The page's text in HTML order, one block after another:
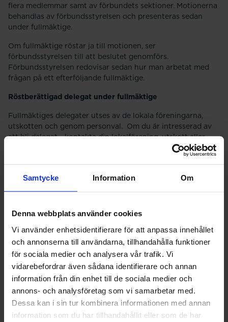
Samtycke Information Om
Denna webbplats använder cookies
Vi använder enhetsidentifierare för att anpassa innehållet
och annonserna till användarna, tillhandahålla funktioner
för sociala medier och analysera vår trafik. Vi
vidarebefordrar även sådana identifierare och annan
information från din enhet till de sociala medier och
annons- och analysföretag som vi samarbetar med.
Dessa kan i sin tur kombinera informationen med annan
information som du har tillhandahållit eller som de har
flera medlemmar samt av förbundets sektioner. Motionerna
behandlas av förbundsstyrelsen och presenteras sedan
under fullmäktige.
Om fullmäktige röstar ja till motionen, ser
förbundsstyrelsen till att beslutet genomförs.
Förbundsstyrelsen redovisar sedan hur man arbetat med
frågan på ett efterföljande fullmäktige.
Röstberättigad delegat under fullmäktige
Fullmäktiges delegater utses av de lokala föreningarna,
utskotten och genom personval. Om du är intresserad av
att bli delegat - kontakta din lokalförening, utskott eller
Nominera till poster som centralt förtroendevald
år från och med 2025.
Läs om de centrala posterna
Utskott
Förbundet är indelat i fyra utskott: branschutskott apotek,
industri, offentlig och student. Utskotten är
samlingspunkter för de branschvisa frågorna, både fackligt
och professionsmässigt. Har du frågor som du vill att ditt
utskott arbetar vidare med, kan du höra av dig direkt till